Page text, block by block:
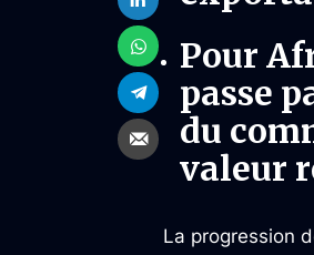
Pour
passe
du
valeur
La progression